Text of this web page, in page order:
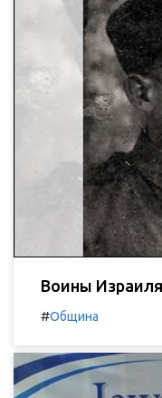
Воины
#Община